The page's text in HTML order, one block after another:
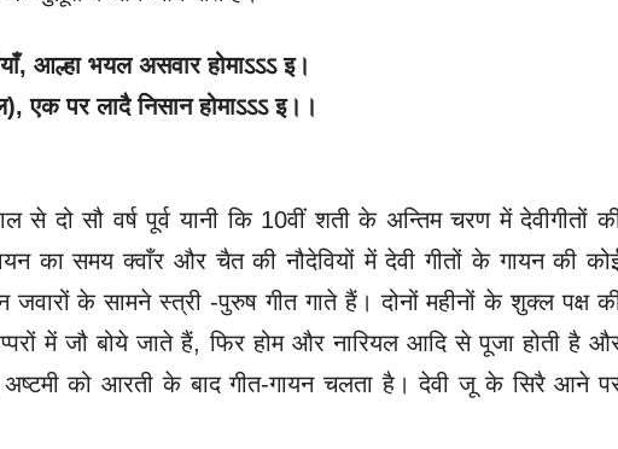
, आल्हा भयल असवार होमाऽऽऽ इ।
,एक पर लादै निसान होमाऽऽऽ इ।।
से दो सौ वर्ष पूर्व यानी कि 10वीं शती के अन्तिमचरण में देवीगीतों
का समय क्वाँर और चैत की नौदेवियों में देवी गीतों के गायन की
जवारों केसामने स्त्री -पुरुष गीत गाते हैं। दोनों महीनों के शुक्ल पक्ष
में जौ बोये जाते हैं, फिर होम और नारियल आदि से पूजा होती है
अष्टमी को आरती के बाद गीत-गायन चलता है। देवी जू के सिरै आने